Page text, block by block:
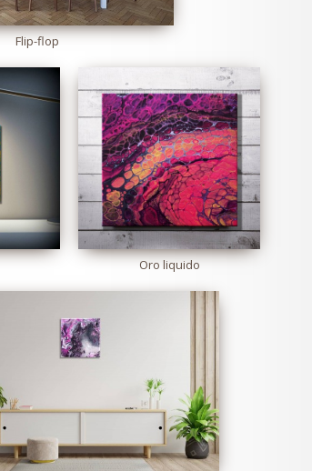
Flip-flop
Oro liquido